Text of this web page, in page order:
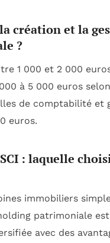
création et la
?
1 000 et 2 000
à 5 000 euros
de comptabilité et
euros.
: laquelle
immobiliers
patrimoniale
avec des